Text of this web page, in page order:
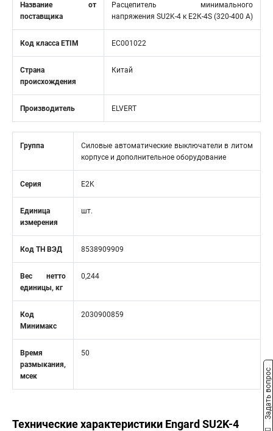
Название от
поставщика
Расцепитель минимального
напряжения SU2K-4 к Е2К-4S (320-400 А)
Код класса ETIM EC001022
Страна
происхождения
Китай
Производитель ELVERT
Группа
Силовые автоматические выключатели в литом
корпусе и дополнительное оборудование
Серия E2K
Единица
измерения
шт.
Код ТН ВЭД 8538909909
Вес нетто
единицы, кг
0,244
Код
Минимакс
2030900859
Время
размыкания,
мсек
50
Технические характеристики Engard SU2K-4
Задать вопрос